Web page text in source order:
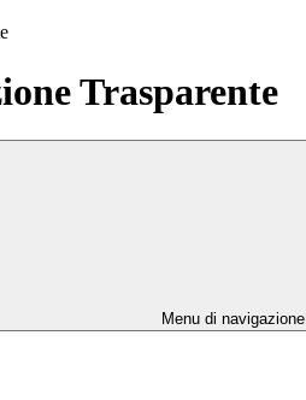
Trasparente
Menu di navigazione